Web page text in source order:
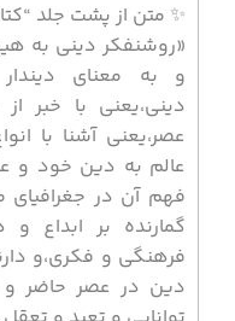
✨ متن از پشت جلد
«روشنفکر دینی به
و به معنای
دینی،یعنی با خبر
عصر،یعنی آشنا با
عالم به دین خود و
فهم آن در
گمارنده بر ابداع
فرهنگی و فکری،و
دین در عصر حاضر